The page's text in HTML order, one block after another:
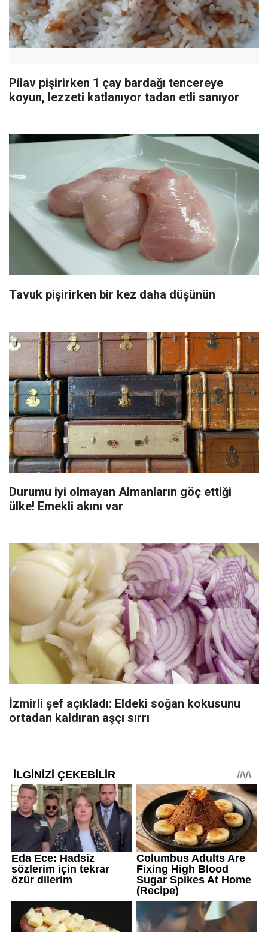
Pilav pişirirken 1 çay bardağı tencereye
koyun, lezzeti katlanıyor tadan etli sanıyor
Tavuk pişirirken bir kez daha düşünün
Durumu iyi olmayan Almanların göç ettiği
ülke! Emekli akını var
İzmirli şef açıkladı: Eldeki soğan kokusunu
ortadan kaldıran aşçı sırrı